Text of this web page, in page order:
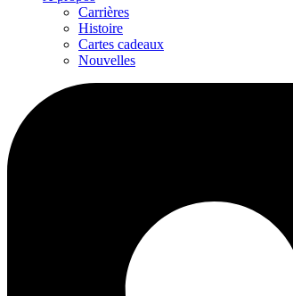
Carrières
Histoire
Cartes cadeaux
Nouvelles